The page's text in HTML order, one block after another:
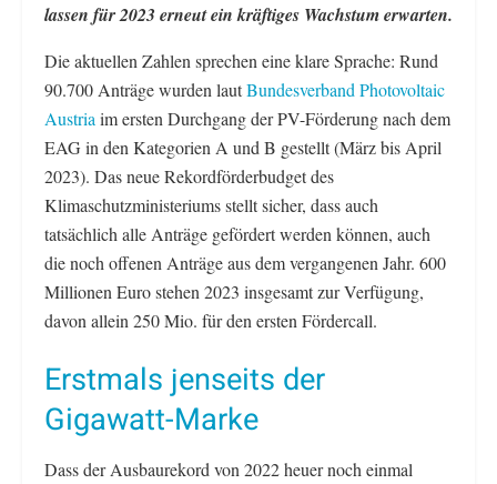
lassen für 2023 erneut ein kräftiges Wachstum erwarten.
Die aktuellen Zahlen sprechen eine klare Sprache: Rund
90.700 Anträge wurden lautBundesverband Photovoltaic
Austria im ersten Durchgang der PV-Förderung nach dem
EAG in den Kategorien A und B gestellt (März bis April
2023). Das neue Rekordförderbudget des
Klimaschutzministeriums stellt sicher, dass auch
tatsächlich alle Anträge gefördert werden können, auch
die noch offenen Anträge aus dem vergangenen Jahr. 600
Millionen Euro stehen 2023 insgesamt zur Verfügung,
davon allein 250 Mio. für den ersten Fördercall.
Erstmals jenseits der
Gigawatt-Marke
Dass der Ausbaurekord von 2022 heuer noch einmal